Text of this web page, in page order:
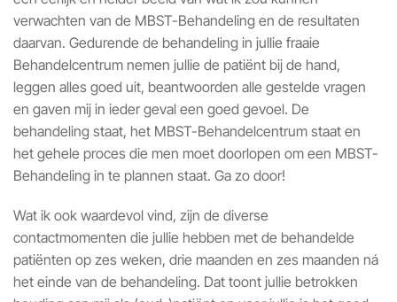
verwachten van de MBST-Behandeling en de resultaten
daarvan. Gedurende de behandeling in jullie fraaie
Behandelcentrum nemen jullie de patiënt bij de hand,
leggen alles goed uit, beantwoorden alle gestelde vragen
en gaven mij in ieder geval een goed gevoel. De
behandeling staat, het MBST-Behandelcentrum staat en
het gehele proces die men moet doorlopen om een MBST-
Behandeling in te plannen staat. Ga zo door!
Wat ik ook waardevol vind, zijn de diverse
contactmomenten die jullie hebben met de behandelde
patiënten op zes weken, drie maanden en zes maanden ná
het einde van de behandeling. Dat toont jullie betrokken